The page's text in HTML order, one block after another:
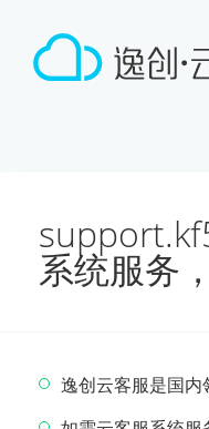
系统服务
逸创云客服是国内